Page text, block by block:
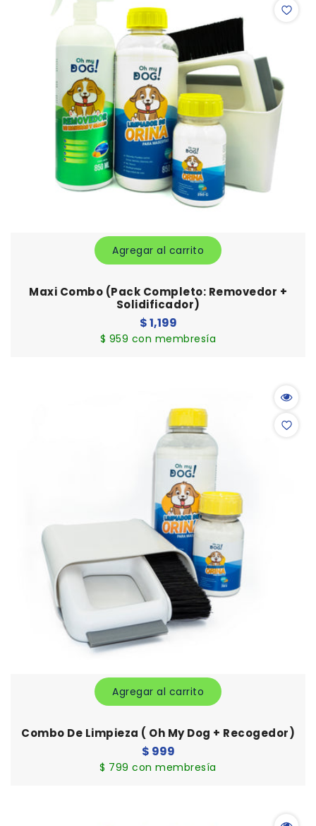
Agregar al carrito
Maxi Combo (Pack Completo: Removedor +
Solidificador)
Precio
habitual
$ 1,199
$ 959 con membresía
Agregar al carrito
Combo De Limpieza ( Oh My Dog + Recogedor)
Precio
habitual
$ 999
$ 799 con membresía